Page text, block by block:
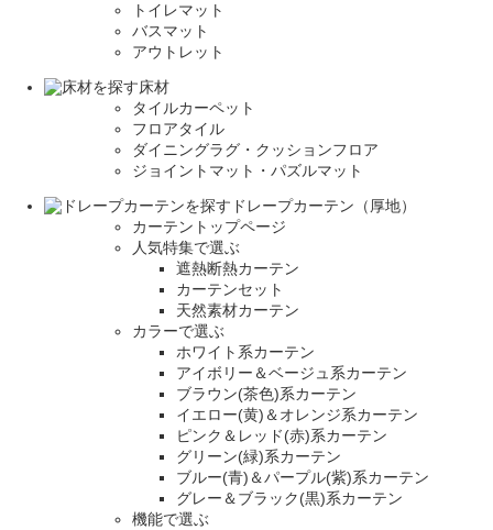
トイレマット
バスマット
アウトレット
床材
タイルカーペット
フロアタイル
ダイニングラグ・クッションフロア
ジョイントマット・パズルマット
ドレープカーテン（厚地）
カーテントップページ
人気特集で選ぶ
遮熱断熱カーテン
カーテンセット
天然素材カーテン
カラーで選ぶ
ホワイト系カーテン
アイボリー＆ベージュ系カーテン
ブラウン(茶色)系カーテン
イエロー(黄)＆オレンジ系カーテン
ピンク＆レッド(赤)系カーテン
グリーン(緑)系カーテン
ブルー(青)＆パープル(紫)系カーテン
グレー＆ブラック(黒)系カーテン
機能で選ぶ